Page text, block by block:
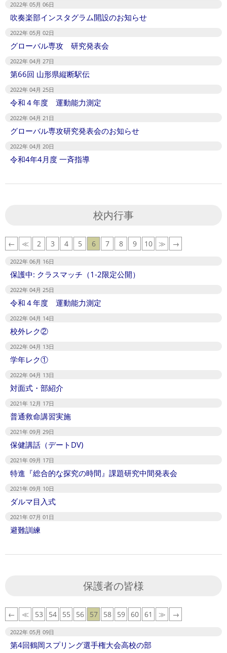
2022年 05月 06日
吹奏楽部インスタグラム開設のお知らせ
2022年 05月 02日
グローバル専攻 研究発表会
2022年 04月 27日
第66回 山形県縦断駅伝
2022年 04月 25日
令和４年度 運動能力測定
2022年 04月 21日
グローバル専攻研究発表会のお知らせ
2022年 04月 20日
令和4年4月度 一斉指導
校内行事
← ≪ 2 3 4 5 6 7 8 9 10 ≫ →
2022年 06月 16日
保護中: クラスマッチ（1-2限定公開）
2022年 04月 25日
令和４年度 運動能力測定
2022年 04月 14日
校外レク②
2022年 04月 13日
学年レク①
2022年 04月 13日
対面式・部紹介
2021年 12月 17日
普通救命講習実施
2021年 09月 29日
保健講話（デートDV)
2021年 09月 17日
特進『総合的な探究の時間』課題研究中間発表会
2021年 09月 10日
ダルマ目入式
2021年 07月 01日
避難訓練
保護者の皆様
← ≪ 53 54 55 56 57 58 59 60 61 ≫ →
2022年 05月 09日
第4回鶴岡スプリング選手権大会高校の部